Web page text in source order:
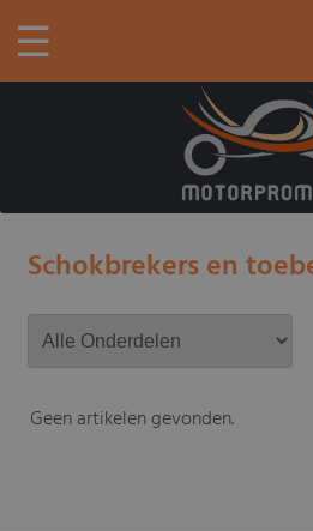
☰
Schokbrekers en
Geen artikelen gevonden.